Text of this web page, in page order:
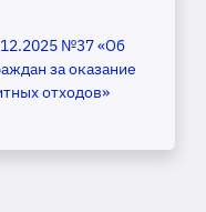
№37 «Об
за оказание
отходов»